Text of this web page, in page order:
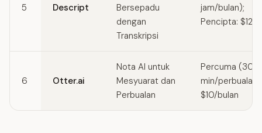
5 Descript
Bersepadu
dengan
Transkripsi
jam/bulan);
Pencipta: $12/
6 Otter.ai
Nota AI untuk
Mesyuarat dan
Perbualan
Percuma (30
min/
$10/bulan